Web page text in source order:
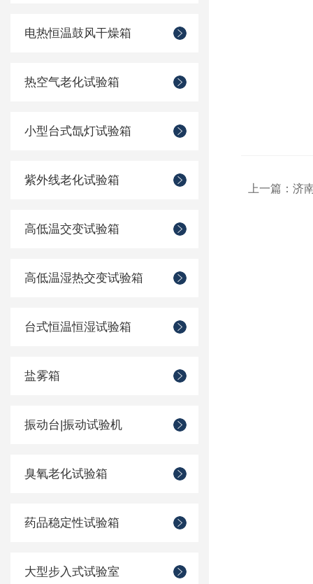
电热恒温鼓风干燥箱
热空气老化试验箱
小型台式氙灯试验箱
紫外线老化试验箱
高低温交变试验箱
高低温湿热交变试验箱
台式恒温恒湿试验箱
盐雾箱
振动台|振动试验机
臭氧老化试验箱
药品稳定性试验箱
大型步入式试验室
上一篇： 济